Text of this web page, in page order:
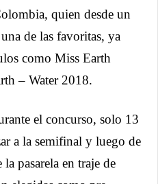
quien desde un
de las favoritas, ya
como Miss Earth
– Water 2018.
el concurso, solo 13
a la semifinal y luego de
pasarela en traje de